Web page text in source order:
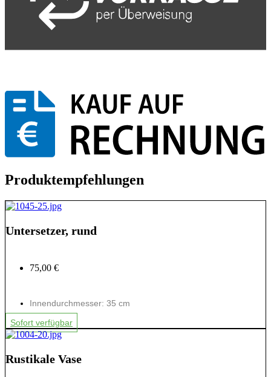
Produktempfehlungen
Untersetzer, rund
75,00 €
Innendurchmesser: 35 cm
Sofort verfügbar
Rustikale Vase